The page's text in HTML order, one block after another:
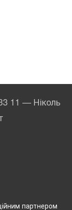
11 — Ніколь
партнером